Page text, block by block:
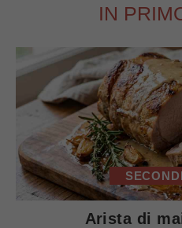
IN
Arista di